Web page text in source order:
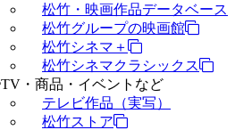
松竹・映画作品データベース
松竹グループの映画館
松竹シネマ＋
松竹シネマクラシックス
TV・商品・イベントなど
テレビ作品（実写）
松竹ストア